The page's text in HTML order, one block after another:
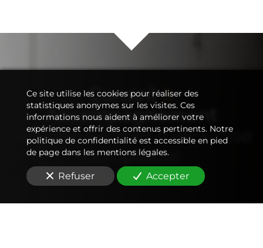
Conseil&
Accompagnement
de votrecabinet d'expertise
comptable
Ce site utilise les cookies pour réaliser des
statistiques anonymes sur les visites. Ces
informations nous aident à améliorer votre
expérience et offrir des contenus pertinents. Notre
politique de confidentialité est accessible en pied
de page dans les mentions légales.
Refuser Accepter